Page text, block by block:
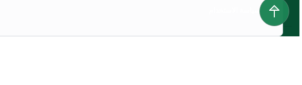
سياسة الاستخدام جميع الحقوق محفوظة © 2026 جميع الحقوق محفوظة لجامعة الجوف
سياسة الاستخدام